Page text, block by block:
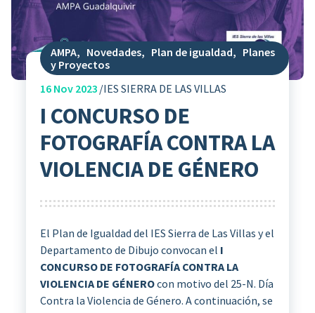
AMPA, Novedades, Plan de igualdad, Planes
y Proyectos
16Nov 2023 IES SIERRA DE LAS VILLAS
I CONCURSO DE
FOTOGRAFÍA CONTRA LA
VIOLENCIA DE GÉNERO
El Plan de Igualdad del IES Sierra de Las Villas y el
Departamento de Dibujo convocan el I
CONCURSO DE FOTOGRAFÍA CONTRA LA
VIOLENCIA DE GÉNEROcon motivo del 25-N. Día
Contra la Violencia de Género. A continuación, se